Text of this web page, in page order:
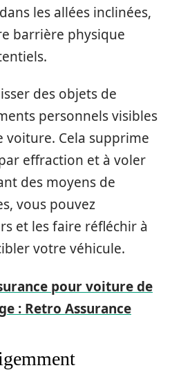
les allées inclinées,
barrière physique
des objets de
personnels visibles
voiture. Cela supprime
effraction et à voler
des moyens de
vous pouvez
et les faire réfléchir à
votre véhicule.
pour voiture de
: Retro Assurance